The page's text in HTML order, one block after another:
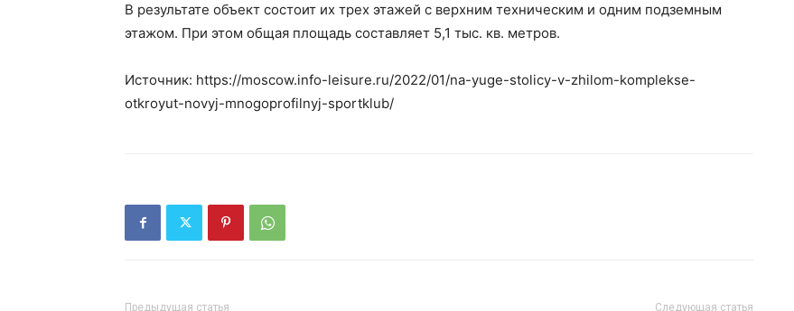
В результате объект состоит их трех этажей с верхним техническим и одним подземным
этажом. При этом общая площадь составляет 5,1 тыс. кв. метров.
Источник: https://moscow.info-leisure.ru/2022/01/na-yuge-stolicy-v-zhilom-komplekse-
otkroyut-novyj-mnogoprofilnyj-sportklub/
Предыдущая статья Следующая статья